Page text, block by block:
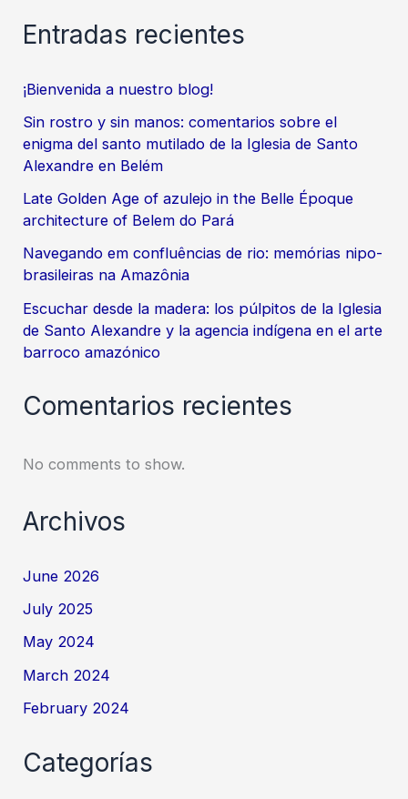
Righini .
Entradas recientes
¡Bienvenida a nuestro blog!
Sin rostro y sin manos: comentarios sobre el
enigma del santo mutilado de la Iglesia de Santo
Alexandre en Belém
Late Golden Age of azulejo in the Belle Époque
architecture of Belem do Pará
Navegando em confluências de rio: memórias nipo-
brasileiras na Amazônia
Escuchar desde la madera: los púlpitos de la Iglesia
de Santo Alexandre y la agencia indígena en el arte
barroco amazónico
Comentarios recientes
No comments to show.
Archivos
June 2026
July 2025
May 2024
March 2024
February 2024
Categorías